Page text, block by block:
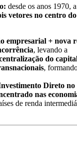
desde os anos 1970,
vetores no centro
empresarial + nova
, levando a
do
,
Direto
nas
de renda